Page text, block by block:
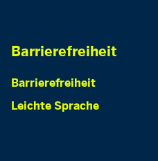
Barrierefreiheit
Barrierefreiheit
Leichte Sprache